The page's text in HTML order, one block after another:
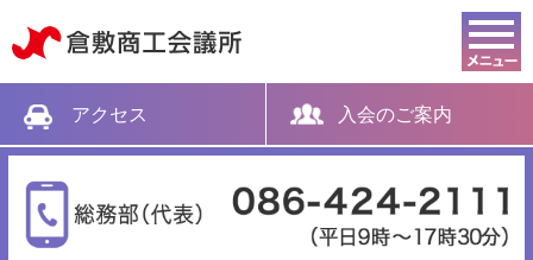
アクセス 入会のご案内